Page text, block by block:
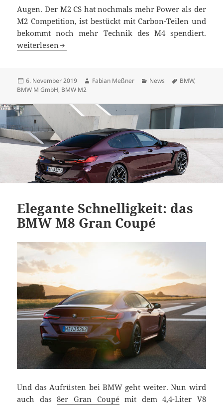
Augen. Der M2 CS hat nochmals mehr Power als der
M2 Competition, ist bestückt mit Carbon-Teilen und
bekommt noch mehr Technik des M4 spendiert.
BMW M2 CS: exklusives und teures (Fahr-) Vergnügen
weiterlesen
Veröffentlicht
am
6. November 2019 Autor
Fabian Meßner Kategorien
News Schlagwörter
BMW,
BMW M GmbH, BMW M2
Elegante Schnelligkeit: das
BMW M8 Gran Coupé
Und das Aufrüsten bei BMW geht weiter. Nun wird
auch das8er Gran Coupémit dem 4,4-Liter V8